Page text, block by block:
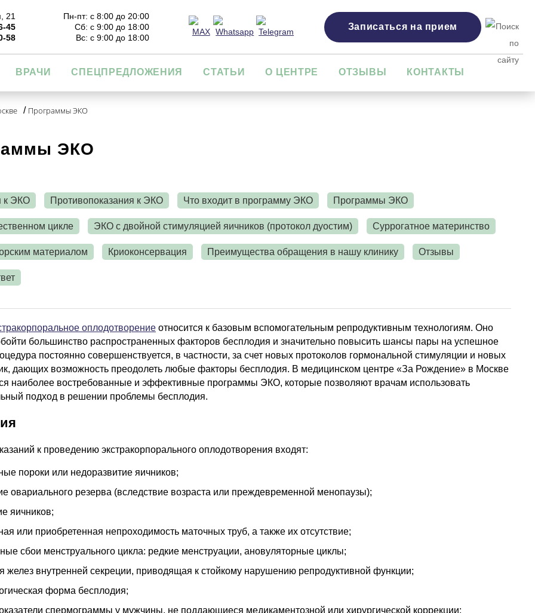
21
45
58
Пн-пт: с 8:00 до 20:00
Сб: с 9:00 до 18:00
Вс: с 9:00 до 18:00
Записаться на прием
ВРАЧИ СПЕЦПРЕДЛОЖЕНИЯ СТАТЬИ О ЦЕНТРЕ ОТЗЫВЫ КОНТАКТЫ
/ Программы ЭКО
ЭКО
к ЭКО Противопоказания к ЭКО Что входит в программу ЭКО Программы ЭКО
цикле ЭКО с двойной стимуляцией яичников (протокол дуостим) Суррогатное материнство
материалом Криоконсервация Преимущества обращения в нашу клинику Отзывы
оплодотворение относится к базовым вспомогательным репродуктивным технологиям. Оно
большинство распространенных факторов бесплодия и значительно повысить шансы пары на успешное
постоянно совершенствуется, в частности, за счет новых протоколов гормональной стимуляции и новых
дающих возможность преодолеть любые факторы бесплодия. В медицинском центре «За Рождение» в Москве
наиболее востребованные и эффективные программы ЭКО, которые позволяют врачам использовать
подход в решении проблемы бесплодия.
к проведению экстракорпорального оплодотворения входят:
пороки или недоразвитие яичников;
овариального резерва (вследствие возраста или преждевременной менопаузы);
яичников;
или приобретенная непроходимость маточных труб, а также их отсутствие;
сбои менструального цикла: редкие менструации, ановуляторные циклы;
желез внутренней секреции, приводящая к стойкому нарушению репродуктивной функции;
форма бесплодия;
спермограммы у мужчины, не поддающиеся медикаментозной или хирургической коррекции;